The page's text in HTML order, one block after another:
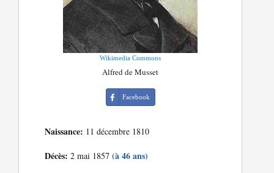
Wikimedia Commons
Alfred de Musset
Facebook
Naissance: 11 décembre 1810
Décès: 2 mai 1857(à 46 ans)